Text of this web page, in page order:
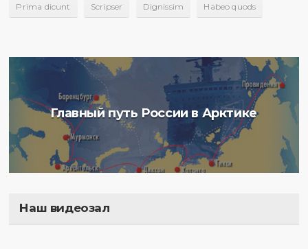
Prima dicunt Scripser Dignissim Habeo quods
Главный путь России в Арктике
Наш видеозал